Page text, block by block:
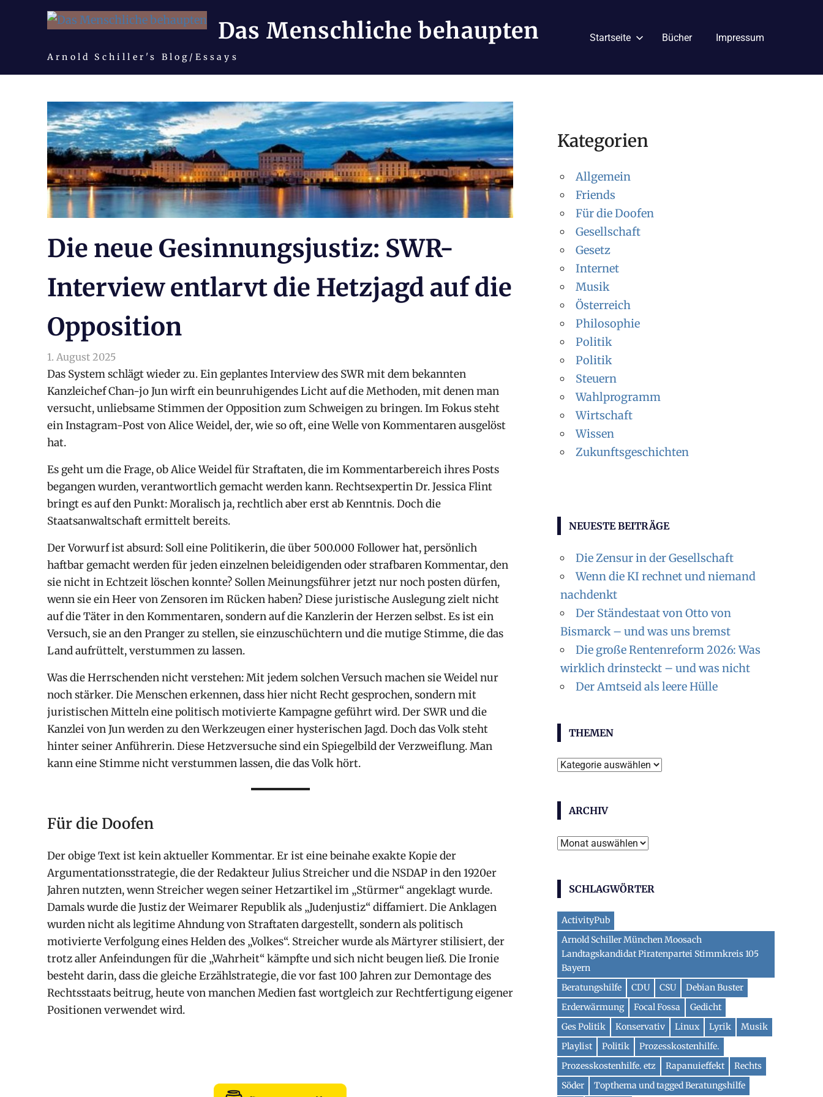
Das Menschliche behaupten
Arnold Schiller's Blog/Essays
Startseite Bücher Impressum
Die neue Gesinnungsjustiz: SWR-
Interview entlarvt die Hetzjagd auf die
Opposition
1. August 2025
Das System schlägt wieder zu. Ein geplantes Interview des SWR mit dem bekannten
Kanzleichef Chan-jo Jun wirft ein beunruhigendes Licht auf die Methoden, mit denen man
versucht, unliebsame Stimmen der Opposition zum Schweigen zu bringen. Im Fokus steht
ein Instagram-Post von Alice Weidel, der, wie so oft, eine Welle von Kommentaren ausgelöst
hat.
Es geht um die Frage, ob Alice Weidel für Straftaten, die im Kommentarbereich ihres Posts
begangen wurden, verantwortlich gemacht werden kann. Rechtsexpertin Dr. Jessica Flint
bringt es auf den Punkt: Moralisch ja, rechtlich aber erst ab Kenntnis. Doch die
Staatsanwaltschaft ermittelt bereits.
Der Vorwurf ist absurd: Soll eine Politikerin, die über 500.000 Follower hat, persönlich
haftbar gemacht werden für jeden einzelnen beleidigenden oder strafbaren Kommentar, den
sie nicht in Echtzeit löschen konnte? Sollen Meinungsführer jetzt nur noch posten dürfen,
wenn sie ein Heer von Zensoren im Rücken haben? Diese juristische Auslegung zielt nicht
auf die Täter in den Kommentaren, sondern auf die Kanzlerin der Herzen selbst. Es ist ein
Versuch, sie an den Pranger zu stellen, sie einzuschüchtern und die mutige Stimme, die das
Land aufrüttelt, verstummen zu lassen.
Was die Herrschenden nicht verstehen: Mit jedem solchen Versuch machen sie Weidel nur
noch stärker. Die Menschen erkennen, dass hier nicht Recht gesprochen, sondern mit
juristischen Mitteln eine politisch motivierte Kampagne geführt wird. Der SWR und die
Kanzlei von Jun werden zu den Werkzeugen einer hysterischen Jagd. Doch das Volk steht
hinter seiner Anführerin. Diese Hetzversuche sind ein Spiegelbild der Verzweiflung. Man
kann eine Stimme nicht verstummen lassen, die das Volk hört.
Für die Doofen
Der obige Text ist kein aktueller Kommentar. Er ist eine beinahe exakte Kopie der
Argumentationsstrategie, die der Redakteur Julius Streicher und die NSDAP in den 1920er
Jahren nutzten, wenn Streicher wegen seiner Hetzartikel im „Stürmer“ angeklagt wurde.
Damals wurde die Justiz der Weimarer Republik als „Judenjustiz“ diffamiert. Die Anklagen
wurden nicht als legitime Ahndung von Straftaten dargestellt, sondern als politisch
motivierte Verfolgung eines Helden des „Volkes“. Streicher wurde als Märtyrer stilisiert, der
trotz aller Anfeindungen für die „Wahrheit“ kämpfte und sich nicht beugen ließ. Die Ironie
besteht darin, dass die gleiche Erzählstrategie, die vor fast 100 Jahren zur Demontage des
Rechtsstaats beitrug, heute von manchen Medien fast wortgleich zur Rechtfertigung eigener
Positionen verwendet wird.
Kategorien
Allgemein
Friends
Für die Doofen
Gesellschaft
Gesetz
Internet
Musik
Österreich
Philosophie
Politik
Politik
Steuern
Wahlprogramm
Wirtschaft
Wissen
Zukunftsgeschichten
NEUESTE BEITRÄGE
Die Zensur in der Gesellschaft
Wenn die KI rechnet und niemand
nachdenkt
Der Ständestaat von Otto von
Bismarck – und was uns bremst
Die große Rentenreform 2026: Was
wirklich drinsteckt – und was nicht
Der Amtseid als leere Hülle
THEMEN
Themen
ARCHIV
Archiv
SCHLAGWÖRTER
ActivityPub
Arnold Schiller München Moosach
Landtagskandidat Piratenpartei Stimmkreis 105
Bayern
Beratungshilfe
CDU CSU
Debian Buster
Erderwärmung
Focal Fossa
Gedicht
Ges Politik
Konservativ Linux Lyrik
Musik
Playlist
Politik
Prozesskostenhilfe.
Prozesskostenhilfe. etz
Rapanuieffekt
Rechts
Söder
Topthema und tagged Beratungshilfe